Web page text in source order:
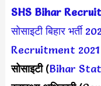
SHS Bihar
सोसाइटी बिहार भर्ती
Recruitment 2021
सोसाइटी (Bihar